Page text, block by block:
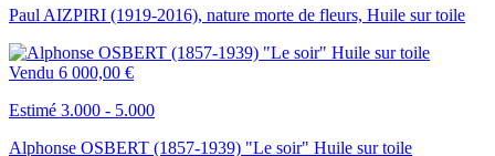
Paul AIZPIRI (1919-2016), nature morte de fleurs, Huile sur toile
Vendu 6 000,00 €
Estimé 3.000 - 5.000
Alphonse OSBERT (1857-1939) "Le soir" Huile sur toile